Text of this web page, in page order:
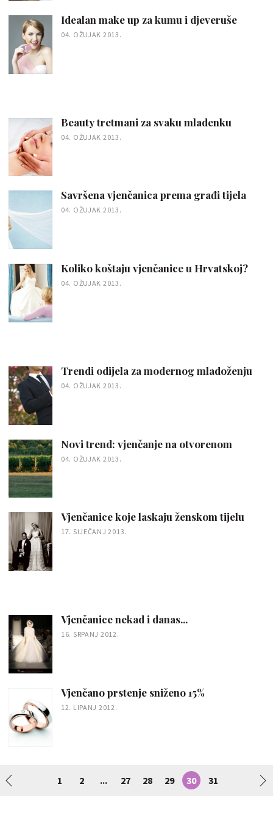
Idealan make up za kumu i djeveruše
04. OŽUJAK 2013.
Beauty tretmani za svaku mladenku
04. OŽUJAK 2013.
Savršena vjenčanica prema građi tijela
04. OŽUJAK 2013.
Koliko koštaju vjenčanice u Hrvatskoj?
04. OŽUJAK 2013.
Trendi odijela za modernog mladoženju
04. OŽUJAK 2013.
Novi trend: vjenčanje na otvorenom
04. OŽUJAK 2013.
Vjenčanice koje laskaju ženskom tijelu
17. SIJEČANJ 2013.
Vjenčanice nekad i danas...
16. SRPANJ 2012.
Vjenčano prstenje sniženo 15%
12. LIPANJ 2012.
1 2 ... 27 28 29 30 31